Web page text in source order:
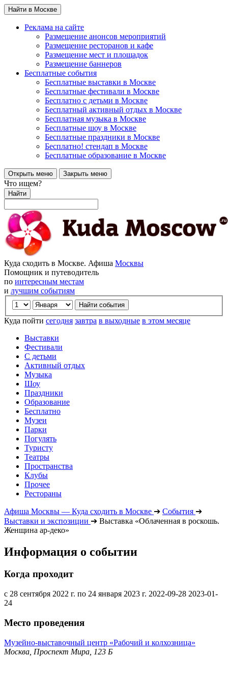
Найти в Москве
Реклама на сайте
Размещение анонсов мероприятий
Размещение ресторанов и кафе
Размещение мест и площадок
Размещение баннеров
Бесплатные события
Бесплатные выставки в Москве
Бесплатные фестивали в Москве
Бесплатно с детьми в Москве
Бесплатный активный отдых в Москве
Бесплатная музыка в Москве
Бесплатные шоу в Москве
Бесплатные праздники в Москве
Бесплатно! стендап в Москве
Бесплатные образование в Москве
Открыть меню Закрыть меню
Что ищем?
Найти
Куда сходить в Москве. Афиша Москвы
Помощник и путеводитель
по интересным местам
и лучшим событиям
Куда пойти сегодня завтра в выходные в этом месяце
Выставки
Фестивали
С детьми
Активный отдых
Музыка
Шоу
Праздники
Образование
Бесплатно
Музеи
Парки
Погулять
Туристу
Театры
Пространства
Клубы
Прочее
Рестораны
Афиша Москвы — Куда сходить в Москве ➔ События ➔
Выставки и экспозиции ➔ Выставка «Облаченная в роскошь.
Женщина ар-деко»
Информация о событии
Когда проходит
с 28 сентября 2022 г. по 24 января 2023 г. 2022-09-28 2023-01-
24
Место проведения
Музейно-выставочный центр «Рабочий и колхозница»
Москва, Проспект Мира, 123 Б